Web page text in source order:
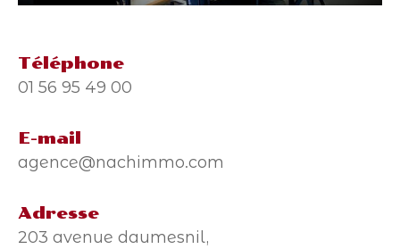
Téléphone
01 56 95 49 00
E-mail
agence@nachimmo.com
Adresse
203 avenue daumesnil,